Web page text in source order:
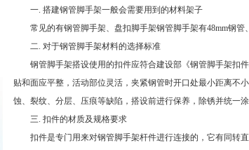
一. 搭建钢管脚手架一般会需要用到的材料架子
常见的有钢管脚手架、盘扣脚手架钢管脚手架有48mm钢管
二. 对于钢管脚手架材料的选择标准
钢管脚手架搭设使用的扣件应符合建设部《钢管脚手架扣件
贴和面应平整，活动部位灵活，夹紧钢管时开口处最小距离不
蚀、裂纹、分层、压痕等缺陷，搭设前进行保养，除锈并统一涂
三. 扣件的材质及规格要求
扣件是专门用来对钢管脚手架杆件进行连接的，它有同转直